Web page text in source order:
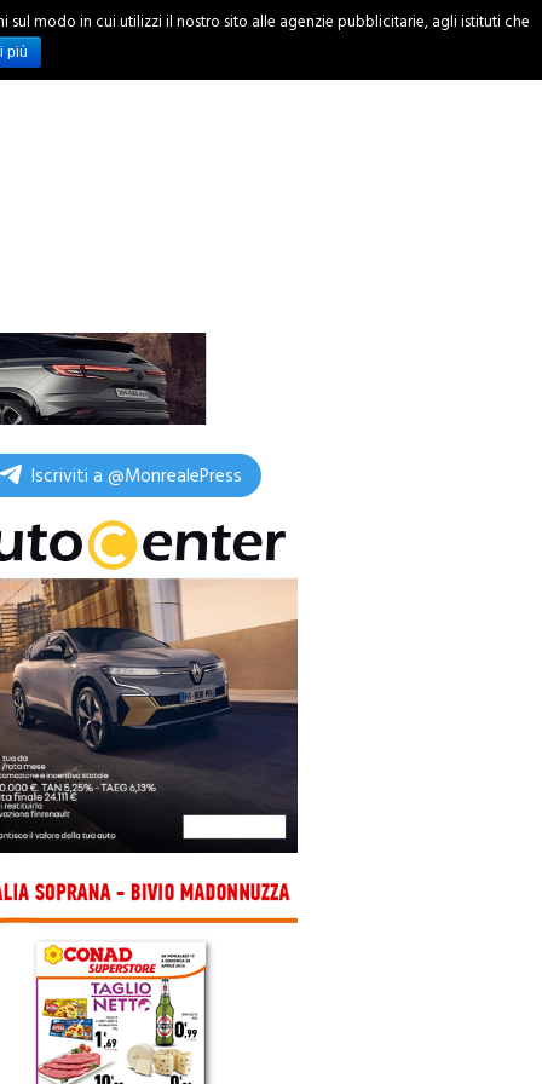
INCHIESTE
Iscriviti a @MonrealePress
modo in cui utilizzi il nostro sito alle agenzie pubblicitarie, agli istituti che
più